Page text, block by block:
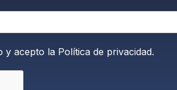
y acepto la Política de privacidad.